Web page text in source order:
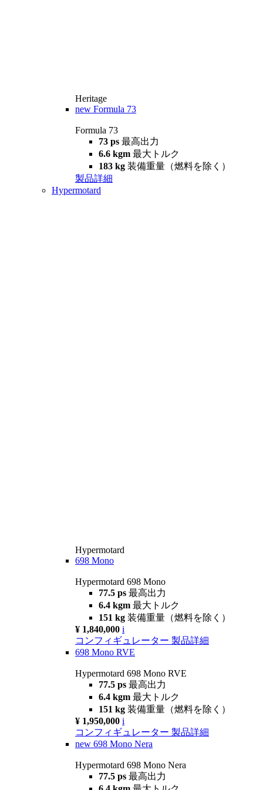
Heritage
new Formula 73
Formula 73
73 ps 最高出力
6.6 kgm 最大トルク
183 kg 装備重量（燃料を除く）
製品詳細
Hypermotard
Hypermotard
698 Mono
Hypermotard 698 Mono
77.5 ps 最高出力
6.4 kgm 最大トルク
151 kg 装備重量（燃料を除く）
¥ 1,840,000 i
コンフィギュレーター 製品詳細
698 Mono RVE
Hypermotard 698 Mono RVE
77.5 ps 最高出力
6.4 kgm 最大トルク
151 kg 装備重量（燃料を除く）
¥ 1,950,000 i
コンフィギュレーター 製品詳細
new 698 Mono Nera
Hypermotard 698 Mono Nera
77.5 ps 最高出力